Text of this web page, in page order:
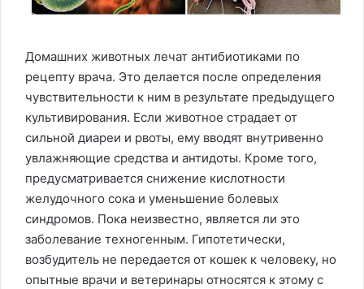
Домашних животных лечат антибиотиками по
рецепту врача. Это делается после определения
чувствительности к ним в результате предыдущего
культивирования. Если животное страдает от
сильной диареи и рвоты, ему вводят внутривенно
увлажняющие средства и антидоты. Кроме того,
предусматривается снижение кислотности
желудочного сока и уменьшение болевых
синдромов. Пока неизвестно, является ли это
заболевание техногенным. Гипотетически,
возбудитель не передается от кошек к человеку, но
опытные врачи и ветеринары относятся к этому с